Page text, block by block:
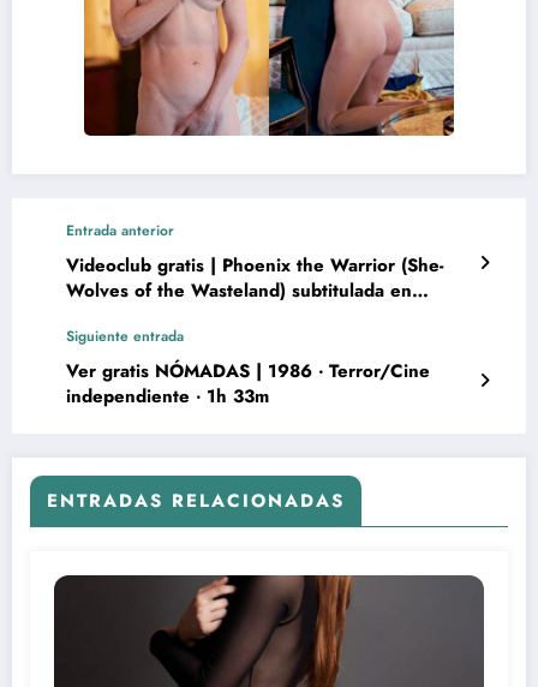
Entrada anterior
Videoclub gratis | Phoenix the Warrior (She-
Wolves of the Wasteland) subtitulada en
Siguiente entrada
Ver gratis NÓMADAS | 1986 ‧ Terror/Cine
independiente ‧ 1h 33m
ENTRADAS RELACIONADAS